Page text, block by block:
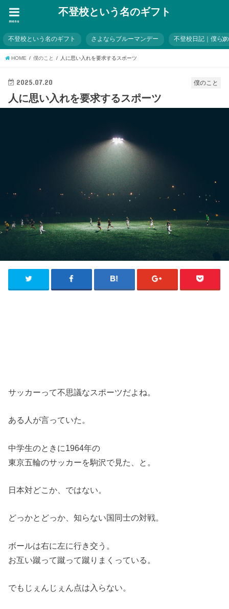
不登校という名のギフト
menu
不登校という名のギフト さよならブルーマンデー 不登校日記｜僕ら
HOME 僕のこと 人に思い入れを要求するスポーツ
僕のこと
2025.07.20
人に思い入れを要求するスポーツ
サッカーって不思議なスポーツだよね。
ある人が言っていた。
中学生のときに1964年の
東京五輪のサッカーを駒沢で見た、と。
日本対どこか、ではない。
どっかとどっか、知らない国同士の対戦。
ボールは右に左に行き交う。
お互い蹴って蹴って蹴りまくっている。
でもじぇんじぇん点は入らない。